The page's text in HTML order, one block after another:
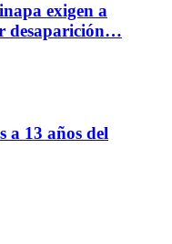
exigen a
desaparición…
a 13 años del